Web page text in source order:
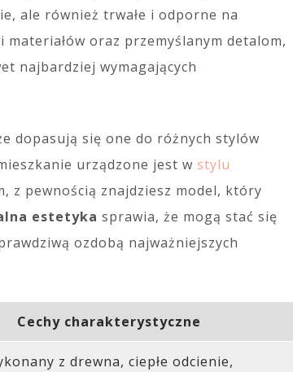
ale również trwałe i odporne na
oraz przemyślanym detalom,
najbardziej wymagających
dopasują się one do różnych stylów
urządzone jest w stylu
z pewnością znajdziesz model, który
estetyka sprawia, że mogą stać się
ozdobą najważniejszych
Cechy charakterystyczne
z drewna, ciepłe odcienie,